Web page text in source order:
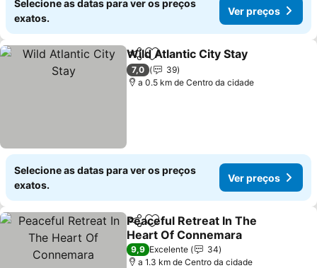
Selecione as datas para ver os preços
exatos.
Ver preços
PartilharAdicionar aos favoritos
Wild Atlantic City Stay
7,0
39
a 0.5 km de Centro da cidade
Selecione as datas para ver os preços
exatos.
Ver preços
PartilharAdicionar aos favoritos
Peaceful Retreat In The
Heart Of Connemara
Ver preços
9,9 Excelente
34
a 1.3 km de Centro da cidade